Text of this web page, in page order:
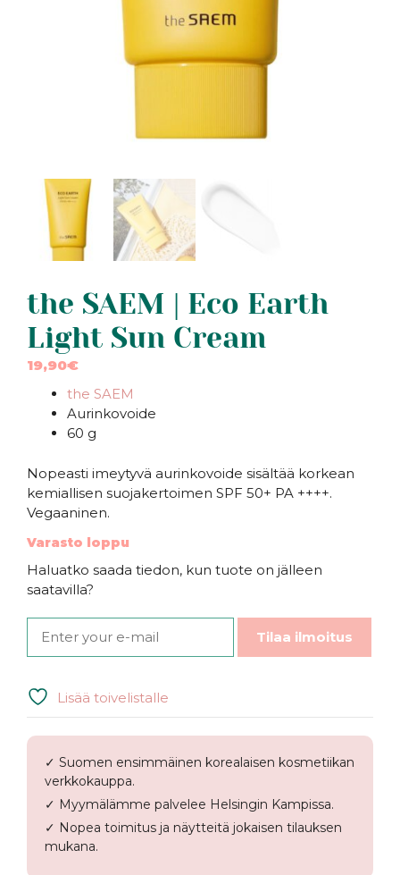
the SAEM | Eco Earth
Light Sun Cream
19,90€
the SAEM
Aurinkovoide
60 g
Nopeasti imeytyvä aurinkovoide sisältää korkean
kemiallisen suojakertoimen SPF 50+ PA ++++.
Vegaaninen.
Varasto loppu
Haluatko saada tiedon, kun tuote on jälleen
saatavilla?
Tilaa ilmoitus
Lisää toivelistalle
✓ Suomen ensimmäinen korealaisen kosmetiikan
verkkokauppa.
✓ Myymälämme palvelee Helsingin Kampissa.
✓ Nopea toimitus ja näytteitä jokaisen tilauksen
mukana.